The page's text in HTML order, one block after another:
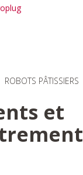
ROBOTS PÂTISSIERS
et